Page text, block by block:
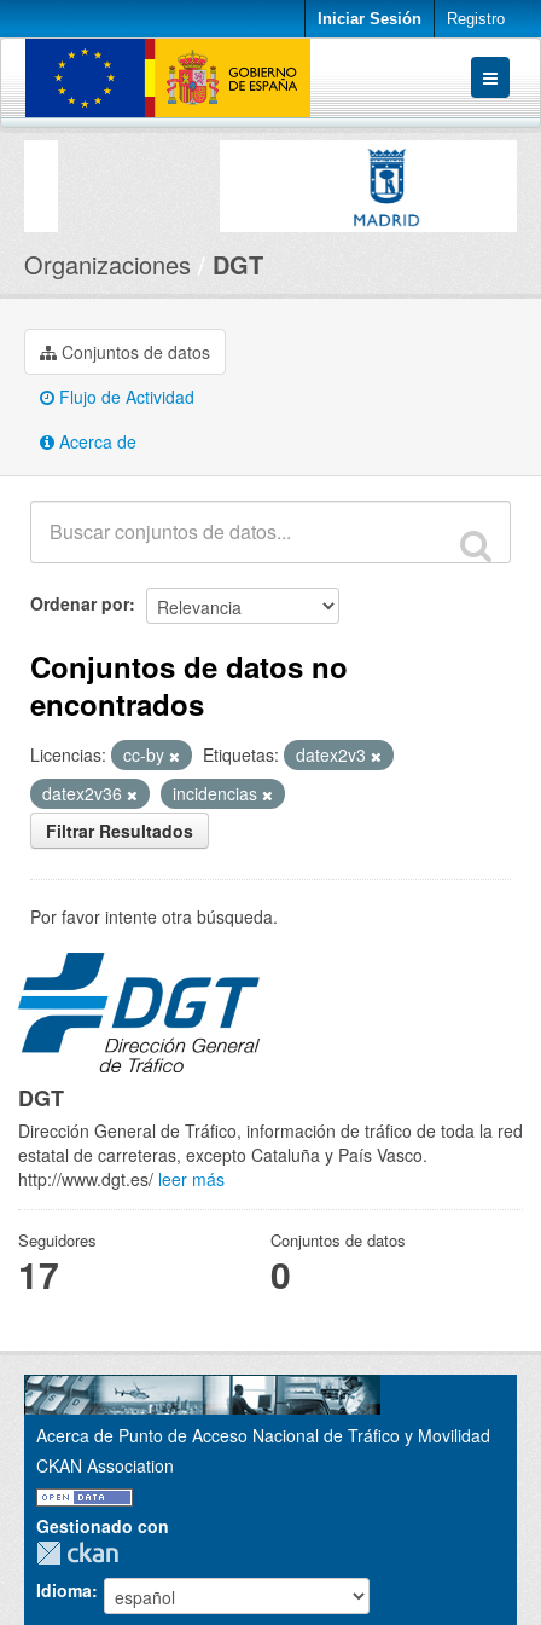
Iniciar Sesión Registro
Conjuntos de datos
Organizaciones DGT
Conjuntos de datos
Flujo de Actividad
Acerca de
Ordenar por
Conjuntos de datos no
encontrados
Licencias: cc-by Etiquetas:
datex2v3
datex2v36
incidencias
Filtrar Resultados
Por favor intente otra búsqueda.
DGT
Dirección General de Tráfico, información de tráfico de toda la red
estatal de carreteras, excepto Cataluña y País Vasco.
http://www.dgt.es/ leer más
Seguidores
17
Conjuntos de datos
0
Acerca de Punto de Acceso Nacional de Tráfico y Movilidad
CKAN Association
Gestionado con
Idioma